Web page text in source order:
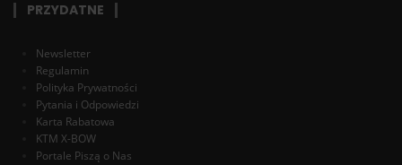
PRZYDATNE
Newsletter
Regulamin
Polityka Prywatności
Pytania i Odpowiedzi
Karta Rabatowa
KTM X-BOW
Portale Piszą o Nas